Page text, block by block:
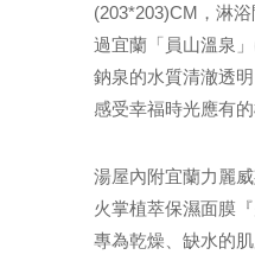
(203*203)CM，淋
過宜蘭「員山溫泉
鈉泉的水質清澈透
感受幸福時光應有的
湯屋內附宜蘭力麗
火掌植萃保濕面膜
專為乾燥、缺水的